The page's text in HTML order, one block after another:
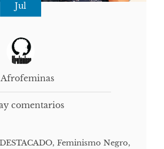
Jul
Afrofeminas
comentarios
DESTACADO, Feminismo Negro,